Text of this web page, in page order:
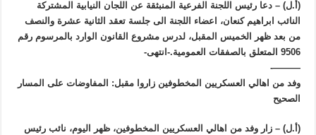
(أ.ل) – دعا رئيس اللجنة الفرعية المنبثقة عن اللجان النيابية المشتركة
النائب ابراهيم كنعان، اعضاء اللجنة الى جلسة تعقد الثانية عشرة والنصف
من بعد ظهر الخميس المقبل، لدرس مشروع القانون الوارد بالمرسوم رقم
9506 المتعلق بالصفقات العمومية.-انتهى-
———-
وفد من اهالي العسكريين المخطوفين زاروا مقبل: المفاوضات على المسار
الصحيح
(أ.ل) – زار وفد من اهالي العسكريين المخطوفين، ظهر اليوم، نائب رئيس